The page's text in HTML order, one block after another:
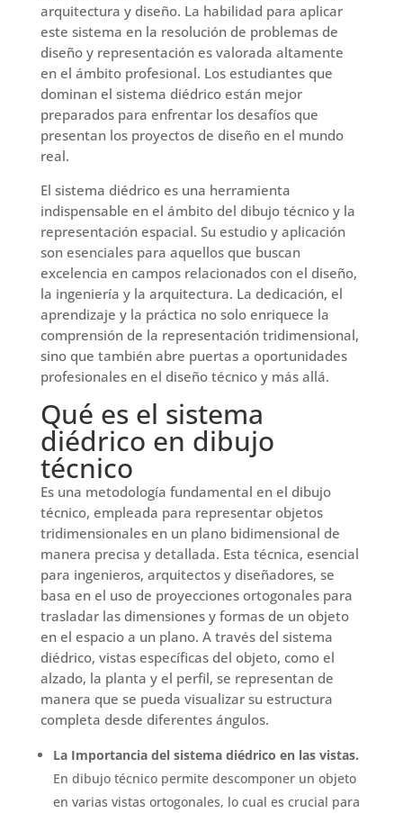
arquitectura y diseño. La habilidad para aplicar
este sistema en la resolución de problemas de
diseño y representación es valorada altamente
en el ámbito profesional. Los estudiantes que
dominan el sistema diédrico están mejor
preparados para enfrentar los desafíos que
presentan los proyectos de diseño en el mundo
real.
El sistema diédrico es una herramienta
indispensable en el ámbito del dibujo técnico y la
representación espacial. Su estudio y aplicación
son esenciales para aquellos que buscan
excelencia en campos relacionados con el diseño,
la ingeniería y la arquitectura. La dedicación, el
aprendizaje y la práctica no solo enriquece la
comprensión de la representación tridimensional,
sino que también abre puertas a oportunidades
profesionales en el diseño técnico y más allá.
Qué es el sistema
diédrico en dibujo
técnico
Es una metodología fundamental en el dibujo
técnico, empleada para representar objetos
tridimensionales en un plano bidimensional de
manera precisa y detallada. Esta técnica, esencial
para ingenieros, arquitectos y diseñadores, se
basa en el uso de proyecciones ortogonales para
trasladar las dimensiones y formas de un objeto
en el espacio a un plano. A través del sistema
diédrico, vistas específicas del objeto, como el
alzado, la planta y el perfil, se representan de
manera que se pueda visualizar su estructura
completa desde diferentes ángulos.
La Importancia del sistema diédrico en las vistas.
En dibujo técnico permite descomponer un objeto
en varias vistas ortogonales, lo cual es crucial para